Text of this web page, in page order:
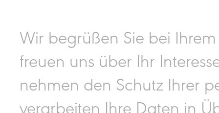
Wir begrüßen Sie bei
freuen uns über Ihr
nehmen den Schutz Ihrer
verarbeiten Ihre Daten in